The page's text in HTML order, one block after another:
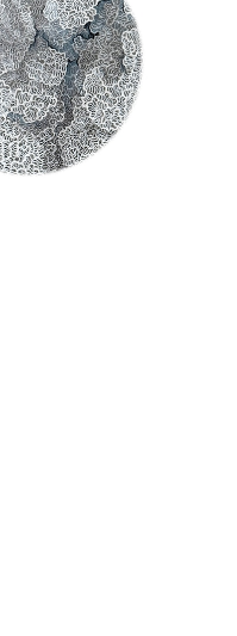
/ 川田 祐子 Kawa
ョン：落札おめでとう
ます！）
OUT